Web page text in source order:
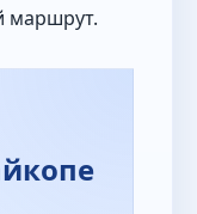
маршрут.